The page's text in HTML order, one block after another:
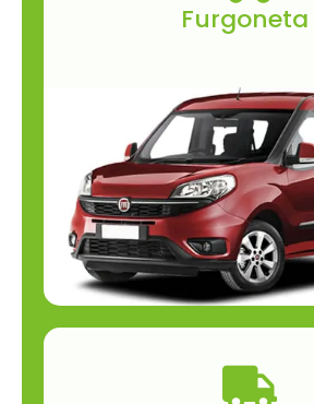
Furgoneta
de marcha manual,
furgoneta de mudanza
Alquilar